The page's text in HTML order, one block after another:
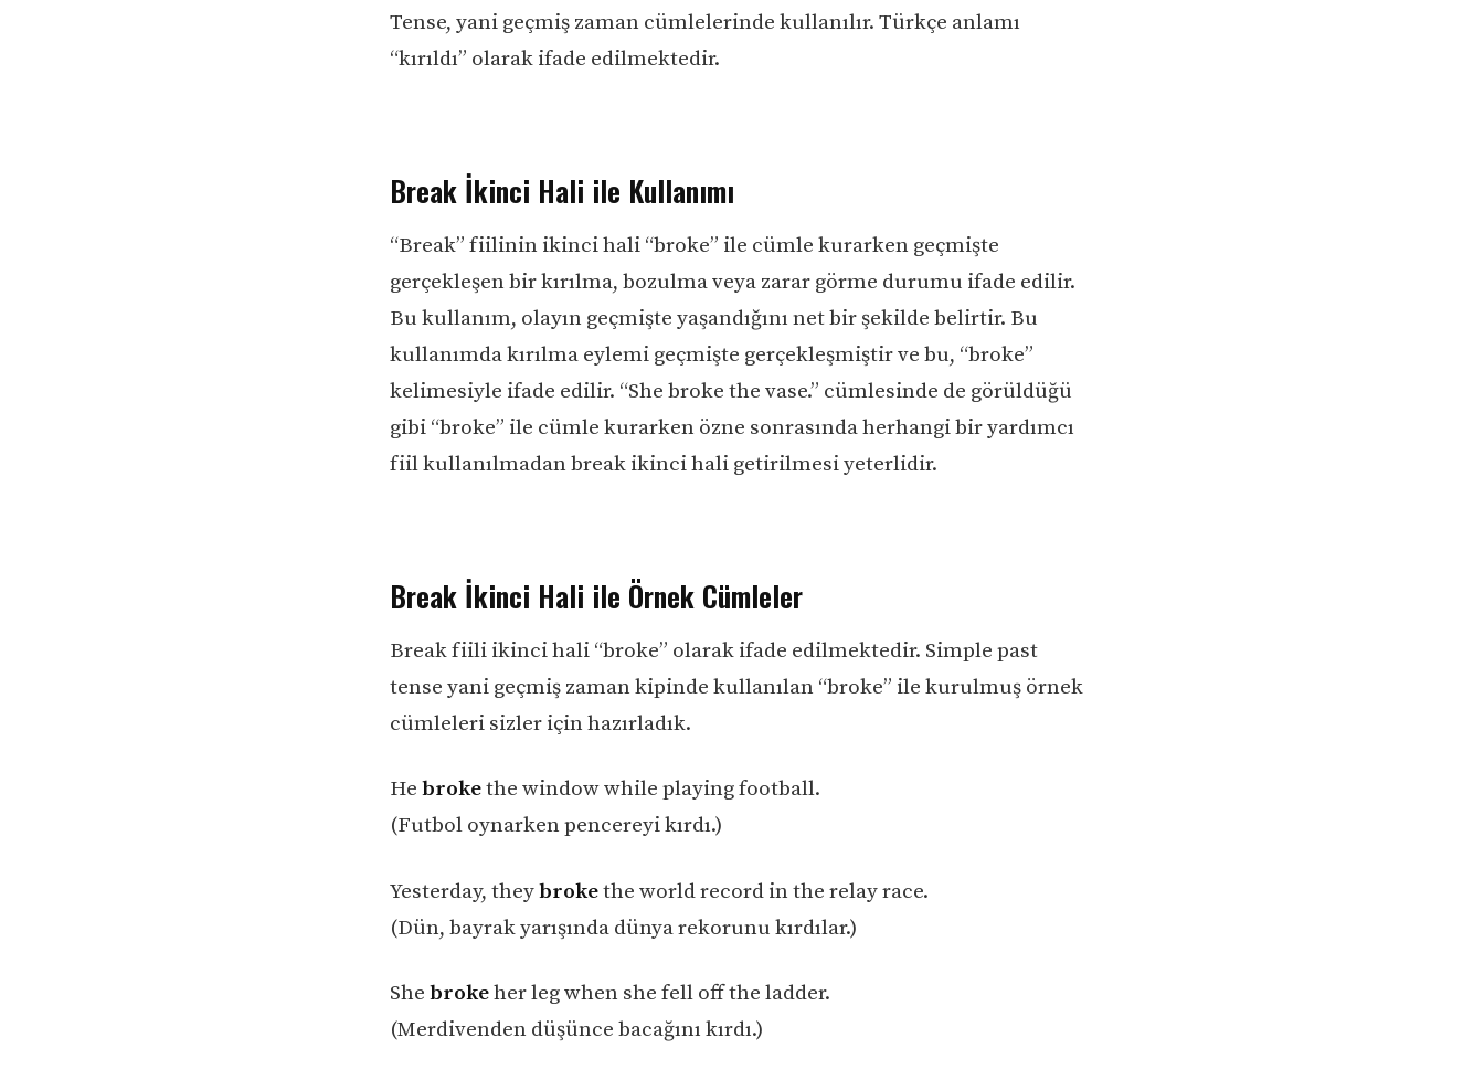
Tense, yani geçmiş zaman cümlelerinde kullanılır. Türkçe anlamı
“kırıldı” olarak ifade edilmektedir.
Break İkinci Hali ile Kullanımı
“Break” fiilinin ikinci hali “broke” ile cümle kurarken geçmişte
gerçekleşen bir kırılma, bozulma veya zarar görme durumu ifade edilir.
Bu kullanım, olayın geçmişte yaşandığını net bir şekilde belirtir. Bu
kullanımda kırılma eylemi geçmişte gerçekleşmiştir ve bu, “broke”
kelimesiyle ifade edilir. “She broke the vase.” cümlesinde de görüldüğü
gibi “broke” ile cümle kurarken özne sonrasında herhangi bir yardımcı
fiil kullanılmadan break ikinci hali getirilmesi yeterlidir.
Break İkinci Hali ile Örnek Cümleler
Break fiili ikinci hali “broke” olarak ifade edilmektedir. Simple past
tense yani geçmiş zaman kipinde kullanılan “broke” ile kurulmuş örnek
cümleleri sizler için hazırladık.
He brokethe window while playing football.
(Futbol oynarken pencereyi kırdı.)
Yesterday, theybrokethe world record in the relay race.
(Dün, bayrak yarışında dünya rekorunu kırdılar.)
She brokeher leg when she fell off the ladder.
(Merdivenden düşünce bacağını kırdı.)